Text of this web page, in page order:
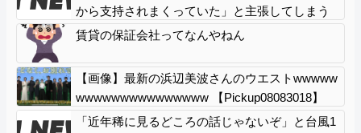
から支持されまくっていた」と主張してしまう
も……
賃貸の保証会社ってなんやねん
【画像】最新の浜辺美波さんのウエストwwwww
wwwwwwwwwwwwwww 【Pickup08083018】
「近年稀に見るどころの話じゃないぞ」と台風1